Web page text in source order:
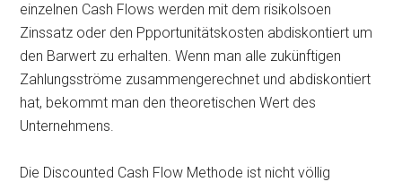
einzelnen Cash Flows werden mit dem risikolsoen
Zinssatz oder den Ppportunitätskosten abdiskontiert um
den Barwert zu erhalten. Wenn man alle zukünftigen
Zahlungsströme zusammengerechnet und abdiskontiert
hat, bekommt man den theoretischen Wert des
Unternehmens.
Die Discounted Cash Flow Methode ist nicht völlig